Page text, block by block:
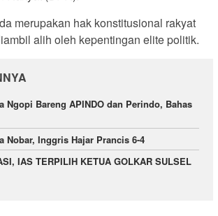
merupakan hak konstitusional rakyat
alih oleh kepentingan elite politik.
Ngopi Bareng APINDO dan Perindo, Bahas
Nobar, Inggris Hajar Prancis 6-4
IAS TERPILIH KETUA GOLKAR SULSEL